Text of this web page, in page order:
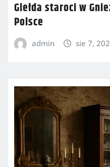
Giełda staroci w
Polsce
admin sie 7,